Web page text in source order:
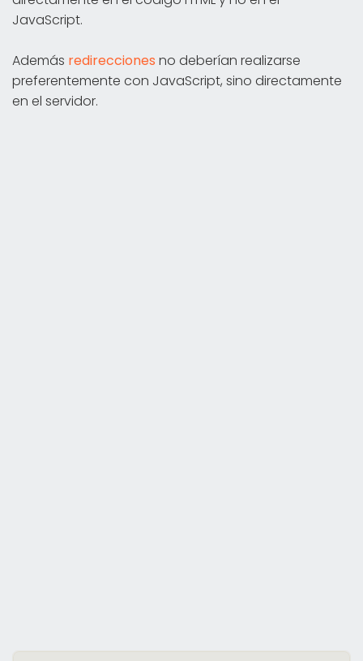
JavaScript.
Además redirecciones no deberían realizarse
preferentemente con JavaScript, sino directamente
en el servidor.